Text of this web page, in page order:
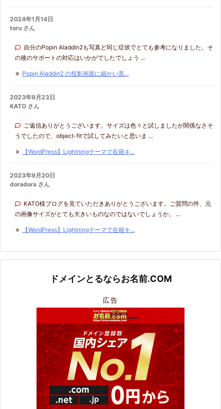
2024年1月14日
toru さん
自分のPopin Aladdin2も写真ど同じ症状でとても参考になりました。そ
の後のサポートの対応はいかがでしたでしょう ...
Popin Aladdin2 の投影画面に細かい黒...
2023年9月23日
KATO さん
ご返信ありがとうございます。サイズは色々と試しましたが関係なさそ
うでしたので、object-fitで試してみたいと思いま ...
【WordPress】Lightningテーマで在籍キ...
2023年9月20日
doradora さん
KATO様ブログを見ていただきありがとうございます。ご質問の件、元
の画像サイズがとても大きいものなのではないでしょうか。 ...
【WordPress】Lightningテーマで在籍キ...
ドメインとるならお名前.COM
広告